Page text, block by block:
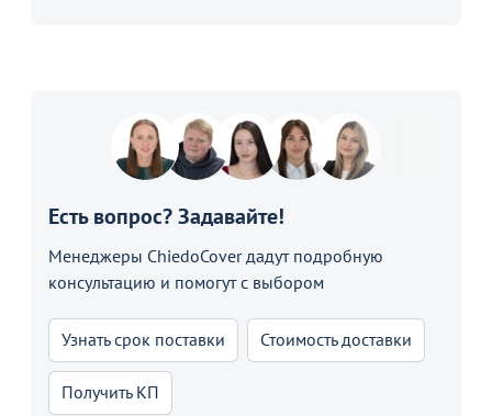
Есть вопрос? Задавайте!
Менеджеры ChiedoCover дадут подробную
консультацию и помогут с выбором
Узнать срок поставки Стоимость доставки
Получить КП